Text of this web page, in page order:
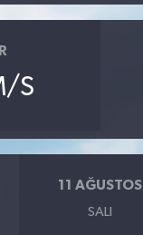
S
11 AĞUSTOS
SALI